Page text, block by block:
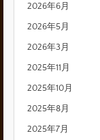
2026年6月
2026年5月
2026年3月
2025年11月
2025年10月
2025年8月
2025年7月